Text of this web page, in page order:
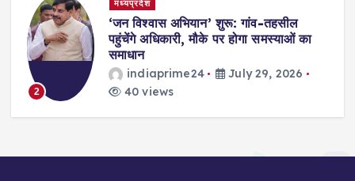
2
मध्यप्रदेश
‘जन विश्वास अभियान’ शुरू: गांव-तहसील
पहुंचेंगे अधिकारी, मौके पर होगा समस्याओं का
समाधान
indiaprime24
July 29, 2026
40 views